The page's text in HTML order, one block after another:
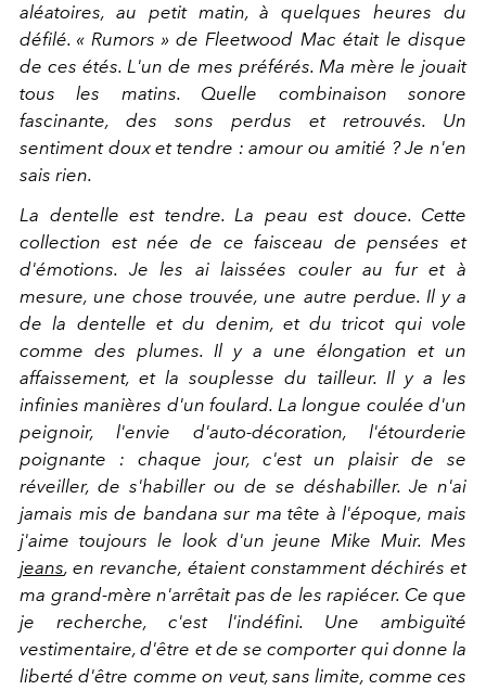
aléatoires, au petit matin, à quelques heures du
défilé. « Rumors » de Fleetwood Mac était le disque
de ces étés. L'un de mes préférés. Ma mère le jouait
tous les matins. Quelle combinaison sonore
fascinante, des sons perdus et retrouvés. Un
sentiment doux et tendre : amour ou amitié ? Je n'en
sais rien.
La dentelle est tendre. La peau est douce. Cette
collection est née de ce faisceau de pensées et
d'émotions. Je les ai laissées couler au fur et à
mesure, une chose trouvée, une autre perdue. Il y a
de la dentelle et du denim, et du tricot qui vole
comme des plumes. Il y a une élongation et un
affaissement, et la souplesse du tailleur. Il y a les
infinies manières d'un foulard. La longue coulée d'un
peignoir, l'envie d'auto-décoration, l'étourderie
poignante : chaque jour, c'est un plaisir de se
réveiller, de s'habiller ou de se déshabiller. Je n'ai
jamais mis de bandana sur ma tête à l'époque, mais
j'aime toujours le look d'un jeune Mike Muir. Mes
jeans, en revanche, étaient constamment déchirés et
ma grand-mère n'arrêtait pas de les rapiécer. Ce que
je recherche, c'est l'indéfini. Une ambiguïté
vestimentaire, d'être et de se comporter qui donne la
liberté d'être comme on veut, sans limite, comme ces